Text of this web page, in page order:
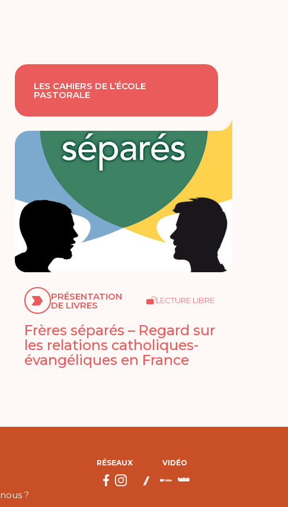
LES CAHIERS DE L’ÉCOLE
PASTORALE
PRÉSENTATION
DE LIVRES LECTURE LIBRE
Frères séparés – Regard sur
les relations catholiques-
évangéliques en France
?
RÉSEAUX VIDÉO